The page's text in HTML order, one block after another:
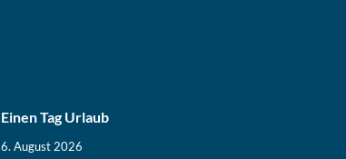
Einen Tag Urlaub
6. August 2026